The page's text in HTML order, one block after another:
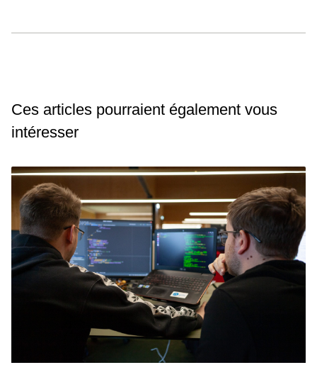
Ces articles pourraient également vous
intéresser